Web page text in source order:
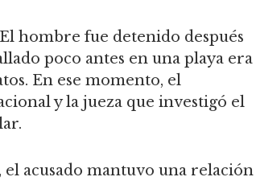
hombre fue detenido después
poco antes en una playa era
En ese momento, el
y la jueza que investigó el
el acusado mantuvo una relación